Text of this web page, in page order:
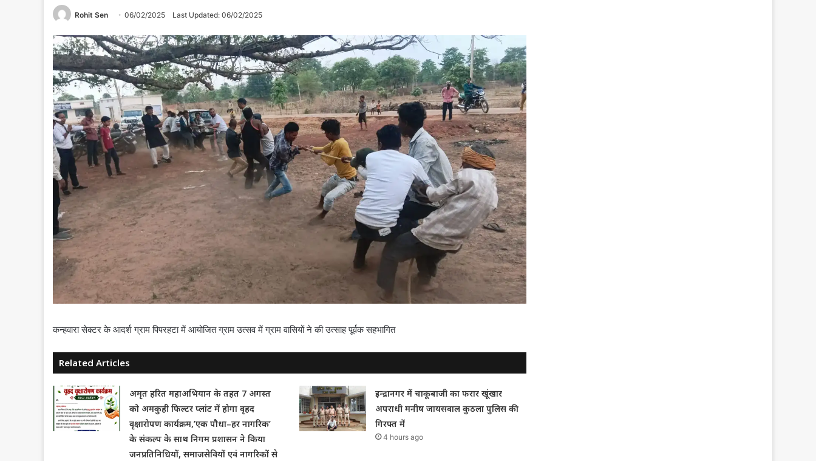
Rohit Sen 06/02/2025 Last Updated: 06/02/2025
कन्हवारा सेक्टर के आदर्श ग्राम पिपरहटा में आयोजित ग्राम उत्सव में ग्राम वासियों ने की उत्साह पूर्वक सहभागित
Related Articles
अमृत हरित महाअभियान के तहत 7 अगस्त
को अमकुही फिल्टर प्लांट में होगा वृहद
वृक्षारोपण कार्यक्रम,’एक पौधा–हर नागरिक’
के संकल्प के साथ निगम प्रशासन ने किया
जनप्रतिनिधियों, समाजसेवियों एवं नागरिकों से
इन्द्रानगर में चाकूबाजी का फरार खूंखार
अपराधी मनीष जायसवाल कुठला पुलिस की
गिरफ्त में
4 hours ago